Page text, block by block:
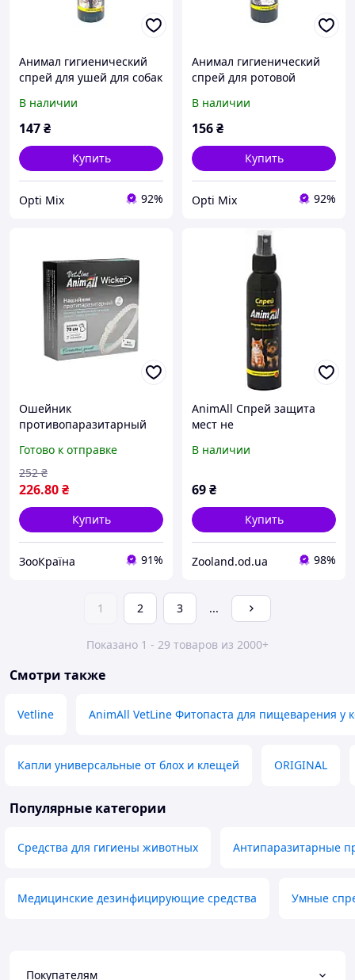
Анимал гигиенический
спрей для ушей для собак
В наличии
147₴
Купить
Opti Mix 92%
Анимал гигиенический
спрей для ротовой
100 мл
В наличии
156₴
Купить
Opti Mix 92%
Ошейник
противопаразитарный
собак, белая жемчужина,
70 см
Готово к отправке
226.80₴
252 ₴
Купить
ЗооКраїна 91%
AnimAll Спрей защита
мест не
туалета для кошек и
В наличии
69₴
Купить
Zooland.od.ua 98%
1 2 3 ...
Показано 1 - 29 товаров из 2000+
Смотри также
Vetline AnimAll VetLine Фитопаста для пищеварения у
Капли универсальные от блох и клещей ORIGINAL
Популярные категории
Средства для гигиены животных Антипаразитарные
Медицинские дезинфицирующие средства Умные
Покупателям